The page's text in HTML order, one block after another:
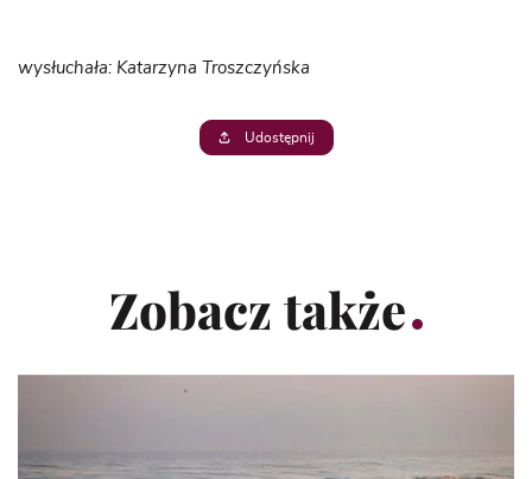
wysłuchała: Katarzyna Troszczyńska
Udostępnij
Zobacz także